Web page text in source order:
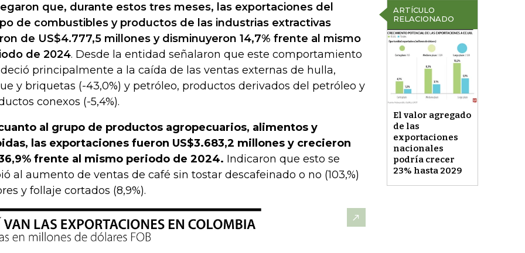
ARTÍCULO
RELACIONADO
El valor agregado
de las
exportaciones
nacionales
podría crecer
23% hasta 2029
que, durante estos tres meses, las exportaciones del
de combustibles y productos de las industrias extractivas
de US$4.777,5 millones y disminuyeron 14,7% frente al mismo
de 2024. Desde la entidad señalaron que este comportamiento
principalmente a la caída de las ventas externas de hulla,
y briquetas (-43,0%) y petróleo, productos derivados del petróleo y
conexos (-5,4%).
al grupo de productos agropecuarios, alimentos y
las exportaciones fueron US$3.683,2 millones y crecieron
frente al mismo periodo de 2024. Indicaron que esto se
al aumento de ventas de café sin tostar descafeinado o no (103,%)
y follaje cortados (8,9%).